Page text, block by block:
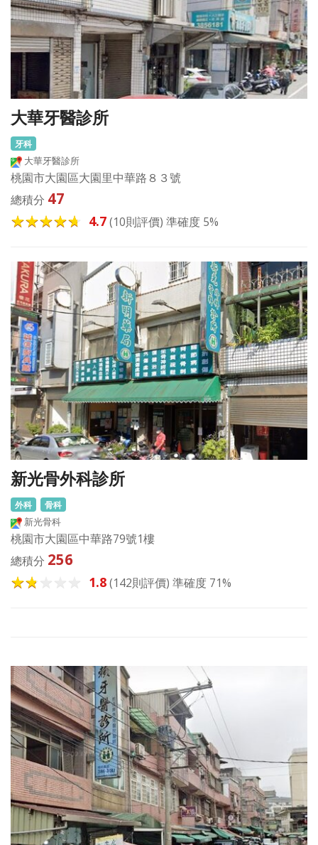
大華牙醫診所
牙科
大華牙醫診所
桃園市大園區大園里中華路８３號
總積分 47
4.7(10則評價) 準確度 5%
新光骨外科診所
外科 骨科
新光骨科
桃園市大園區中華路79號1樓
總積分 256
1.8(142則評價) 準確度 71%